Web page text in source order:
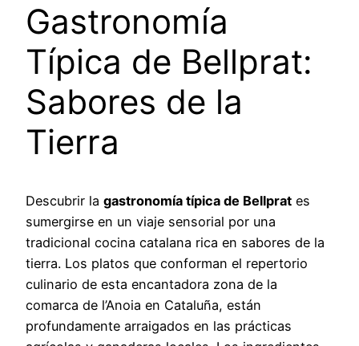
Gastronomía
Típica de Bellprat:
Sabores de la
Tierra
Descubrir la gastronomía típica de Bellprat es
sumergirse en un viaje sensorial por una
tradicional cocina catalana rica en sabores de la
tierra. Los platos que conforman el repertorio
culinario de esta encantadora zona de la
comarca de l’Anoia en Cataluña, están
profundamente arraigados en las prácticas